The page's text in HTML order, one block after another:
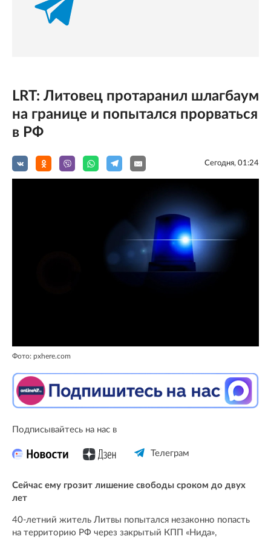
LRT: Литовец протаранил шлагбаум
на границе и попытался прорваться
в РФ
Сегодня, 01:24
Фото: pxhere.com
Подписывайтесь на нас в
Телеграм
Сейчас ему грозит лишение свободы сроком до двух
лет
40-летний житель Литвы попытался незаконно попасть
на территорию РФ через закрытый КПП «Нида»,